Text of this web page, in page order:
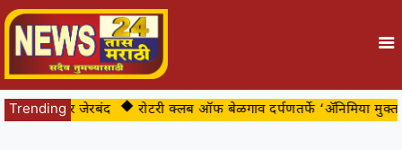
Trendingअखेर जेरबंद रोटरी क्लब ऑफ बेळगाव दर्पणतर्फे ‘ॲनिमिया मुक्त